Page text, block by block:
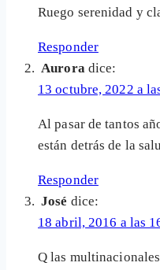
Ruego serenidad y
Responder
Aurora dice:
13 octubre, 2022 a
Al pasar de tantos
están detrás de la
Responder
José dice:
18 abril, 2016 a las
Q las